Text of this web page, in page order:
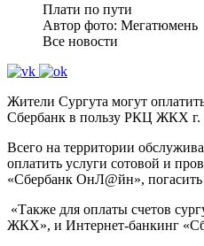
Плати по пути
Автор фото: Мегатюмень
Все новости
Жители Сургута могут
Сбербанк в пользу РКЦ ЖКХ г.
Всего на территории
оплатить услуги сотовой и
«Сбербанк ОнЛ@йн»,
«Также для оплаты счетов
ЖКХ», и Интернет-банкинг